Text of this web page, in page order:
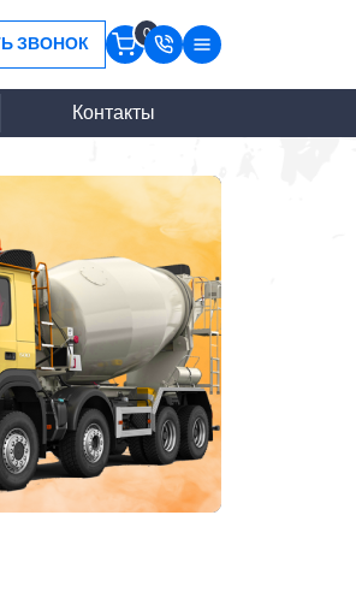
ЗВОНОК
0
Контакты